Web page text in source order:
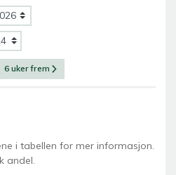
6 uker frem
i tabellen for mer informasjon.
andel.